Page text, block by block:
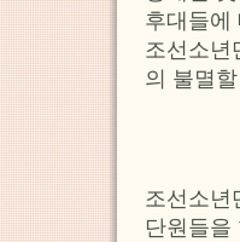
후대들에
조선소년
의 불멸
조선소년
단원들을